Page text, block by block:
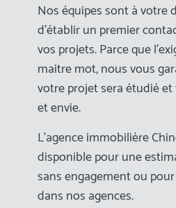
Nos équipes sont à votre
d’établir un premier
vos projets. Parce que
maitre mot, nous vous
votre projet sera étudié
et envie.
L’agence immobilière
disponible pour une
sans engagement ou
dans nos agences.